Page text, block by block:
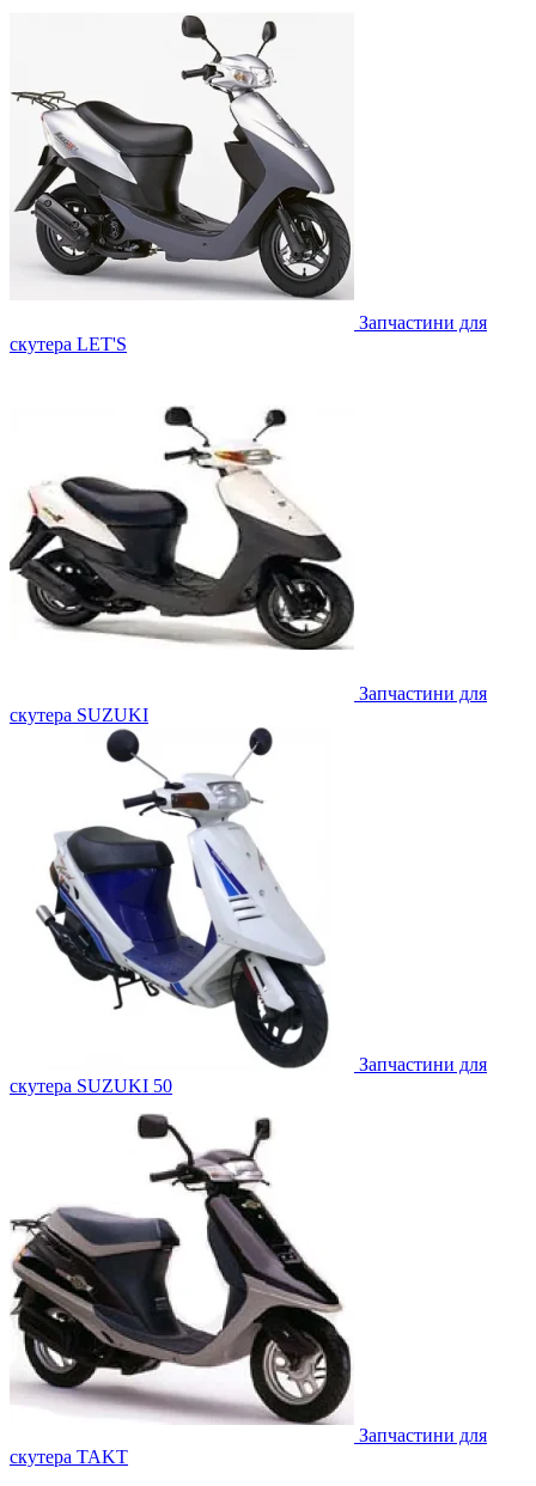
Запчастини для
скутера LET'S
Запчастини для
скутера SUZUKI
Запчастини для
скутера SUZUKI 50
Запчастини для
скутера TAKT